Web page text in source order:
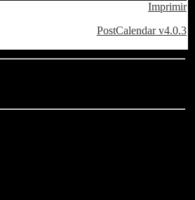
Imprimir
PostCalendar v4.0.3